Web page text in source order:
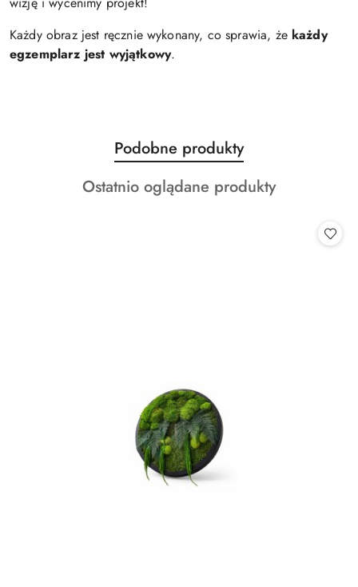
Każdy obraz jest ręcznie wykonany, co sprawia, że każdy
egzemplarz jest wyjątkowy.
Pomiń karuzelę produktów
Produkty
o
statusie:
Podobne produkty
Produkty
Ostatnio oglądane produkty